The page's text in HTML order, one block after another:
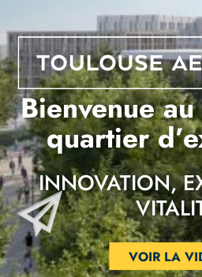
Bienvenue
quartier
INNOVATION,
VOIR LA